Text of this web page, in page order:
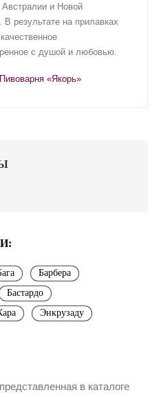
и Новой
результате на прилавках
с душой и любовью.
«Якорь»
Барбера
Бастардо
Энкрузаду
в каталоге